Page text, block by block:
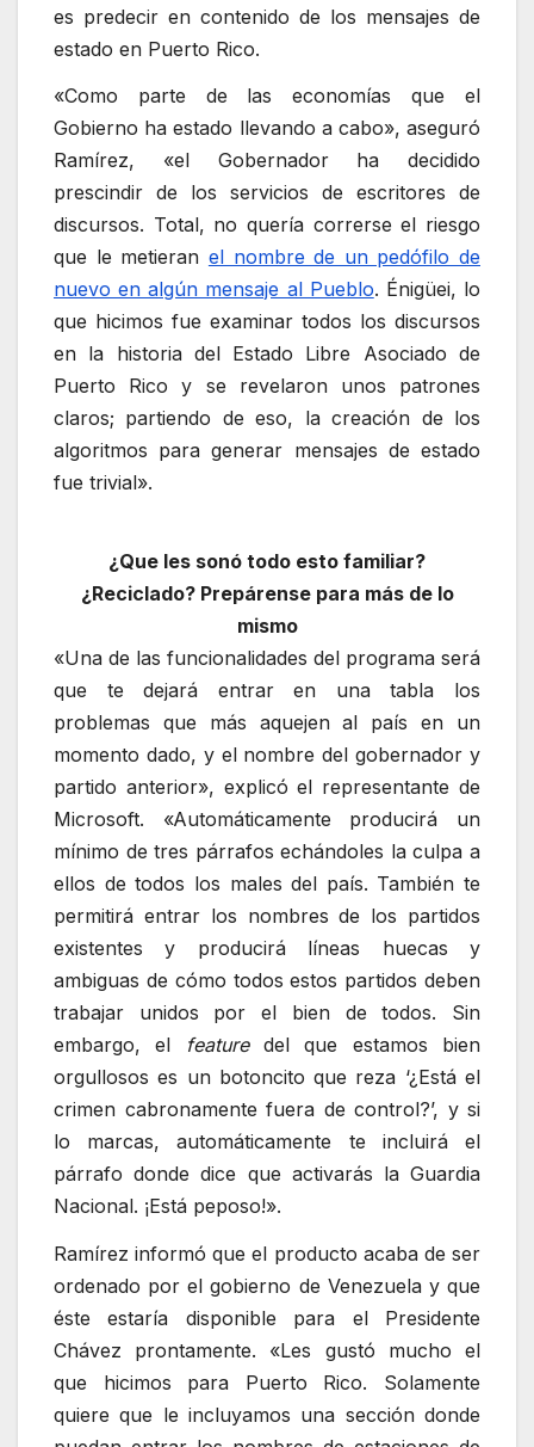
es predecir en contenido de los mensajes de
estado en Puerto Rico.
«Como parte de las economías que el
Gobierno ha estado llevando a cabo», aseguró
Ramírez, «el Gobernador ha decidido
prescindir de los servicios de escritores de
discursos. Total, no quería correrse el riesgo
que le metieran el nombre de un pedófilo de
nuevo en algún mensaje al Pueblo. Énigüei, lo
que hicimos fue examinar todos los discursos
en la historia del Estado Libre Asociado de
Puerto Rico y se revelaron unos patrones
claros; partiendo de eso, la creación de los
algoritmos para generar mensajes de estado
fue trivial».
¿Que les sonó todo esto familiar?
¿Reciclado? Prepárense para más de lo
mismo
«Una de las funcionalidades del programa será
que te dejará entrar en una tabla los
problemas que más aquejen al país en un
momento dado, y el nombre del gobernador y
partido anterior», explicó el representante de
Microsoft. «Automáticamente producirá un
mínimo de tres párrafos echándoles la culpa a
ellos de todos los males del país. También te
permitirá entrar los nombres de los partidos
existentes y producirá líneas huecas y
ambiguas de cómo todos estos partidos deben
trabajar unidos por el bien de todos. Sin
embargo, el
featuredel que estamos bien
orgullosos es un botoncito que reza ‘¿Está el
crimen cabronamente fuera de control?’, y si
lo marcas, automáticamente te incluirá el
párrafo donde dice que activarás la Guardia
Nacional. ¡Está peposo!».
Ramírez informó que el producto acaba de ser
ordenado por el gobierno de Venezuela y que
éste estaría disponible para el Presidente
Chávez prontamente. «Les gustó mucho el
que hicimos para Puerto Rico. Solamente
quiere que le incluyamos una sección donde